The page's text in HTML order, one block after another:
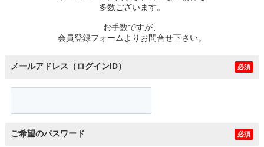
多数ございます。
お手数ですが、
会員登録フォームよりお問合せ下さい。
メールアドレス（ログインID） 必須
ご希望のパスワード 必須